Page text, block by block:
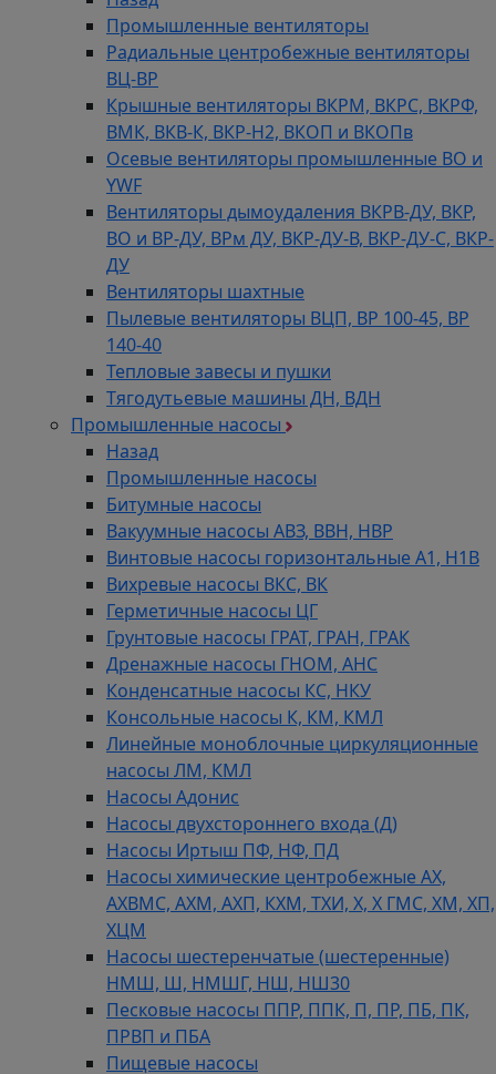
Промышленные вентиляторы
Радиальные центробежные вентиляторы
ВЦ-ВР
Крышные вентиляторы ВКРМ, ВКРС, ВКРФ,
ВМК, ВКВ-К, ВКР-Н2, ВКОП и ВКОПв
Осевые вентиляторы промышленные ВО и
YWF
Вентиляторы дымоудаления ВКРВ-ДУ, ВКР,
ВО и ВР-ДУ, ВРм ДУ, ВКР-ДУ-В, ВКР-ДУ-С, ВКР-
ДУ
Вентиляторы шахтные
Пылевые вентиляторы ВЦП, ВР 100-45, ВР
140-40
Тепловые завесы и пушки
Тягодутьевые машины ДН, ВДН
Промышленные насосы
Назад
Промышленные насосы
Битумные насосы
Вакуумные насосы АВЗ, ВВН, НВР
Винтовые насосы горизонтальные А1, Н1В
Вихревые насосы ВКС, ВК
Герметичные насосы ЦГ
Грунтовые насосы ГРАТ, ГРАН, ГРАК
Дренажные насосы ГНОМ, АНС
Конденсатные насосы КС, НКУ
Консольные насосы К, КМ, КМЛ
Линейные моноблочные циркуляционные
насосы ЛМ, КМЛ
Насосы Адонис
Насосы двухстороннего входа (Д)
Насосы Иртыш ПФ, НФ, ПД
Насосы химические центробежные АХ,
АХВМС, АХМ, АХП, КХМ, ТХИ, Х, Х ГМС, ХМ, ХП,
ХЦМ
Насосы шестеренчатые (шестеренные)
НМШ, Ш, НМШГ, НШ, НШ30
Песковые насосы ППР, ППК, П, ПР, ПБ, ПК,
ПРВП и ПБА
Пищевые насосы